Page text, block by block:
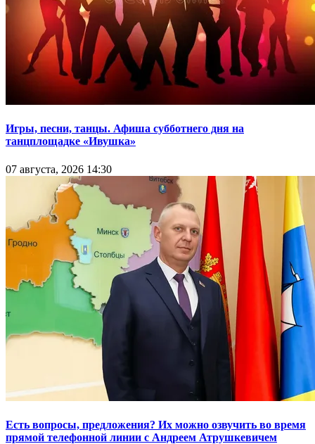
Игры, песни, танцы. Афиша субботнего дня на
танцплощадке «Ивушка»
07 августа, 2026 14:30
Есть вопросы, предложения? Их можно озвучить во время
прямой телефонной линии с Андреем Атрушкевичем